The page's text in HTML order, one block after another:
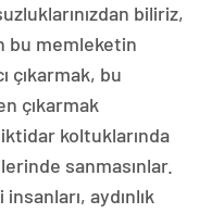
biliriz,
bu memleketin
çıkarmak, bu
çıkarmak
koltuklarında
sanmasınlar.
aydınlık